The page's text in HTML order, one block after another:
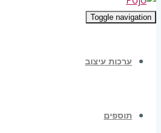
Toggle navigation
ערכות עיצוב
תוספים